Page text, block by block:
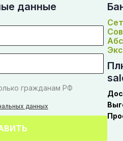
данные
гражданам РФ
данных